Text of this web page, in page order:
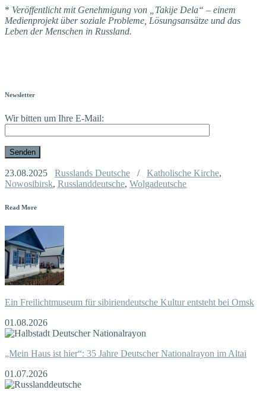
* Veröffentlicht mit Genehmigung von „Takije Dela“ – einem
Medien­projekt über soziale Probleme, Lösungsansätze und das
Leben der Menschen in Russland.
Newsletter
Wir bitten um Ihre E-Mail:
23.08.2025 Russlands Deutsche / Katholische Kirche,
Nowosibirsk, Russlanddeutsche, Wolgadeutsche
Read More
Ein Freilichtmuseum für sibiriendeutsche Kultur entsteht bei Omsk
01.08.2026
„Mein Haus ist hier“: 35 Jahre Deutscher Nationalrayon im Altai
01.07.2026